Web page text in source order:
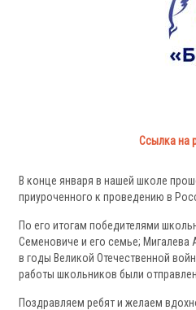
Ссылка на
В конце января в нашей школе
приуроченного к проведению в
По его итогам победителями
Семеновиче и его семье;
в годы Великой Отечественной
работы школьников были
Поздравляем ребят и желаем